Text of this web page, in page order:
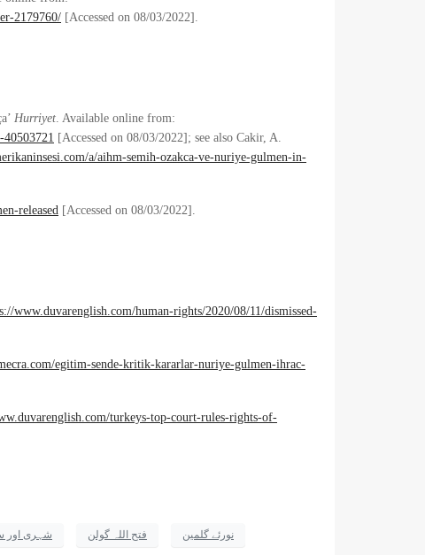
2179760/ [Accessed on 08/03/2022].
Hurriyet . Available online from:
[Accessed on 08/03/2022]; see also Cakir, A.
a/aihm-semih-ozakca-ve-nuriye-gulmen-in-
released [Accessed on 08/03/2022].
www.duvarenglish.com/human-rights/2020/08/11/dismissed-
egitim-sende-kritik-kararlar-nuriye-gulmen-ihrac-
turkeys-top-court-rules-rights-of-
شہری اور فتح اللہ گولن نورئے گلمین